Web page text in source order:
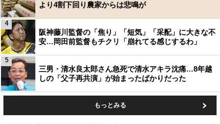
より4割下回り農家からは悲鳴が
阪神藤川監督の「焦り」「短気」「采配」に大きな不
安…岡田前監督もチクリ「崩れてる感じするわ」
4
三男・清水良太郎さん急死で清水アキラ沈痛…8年越
しの「父子再共演」が始まったばかりだった
5
もっとみる